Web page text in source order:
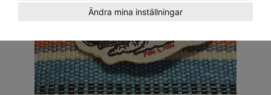
Ändra mina inställningar